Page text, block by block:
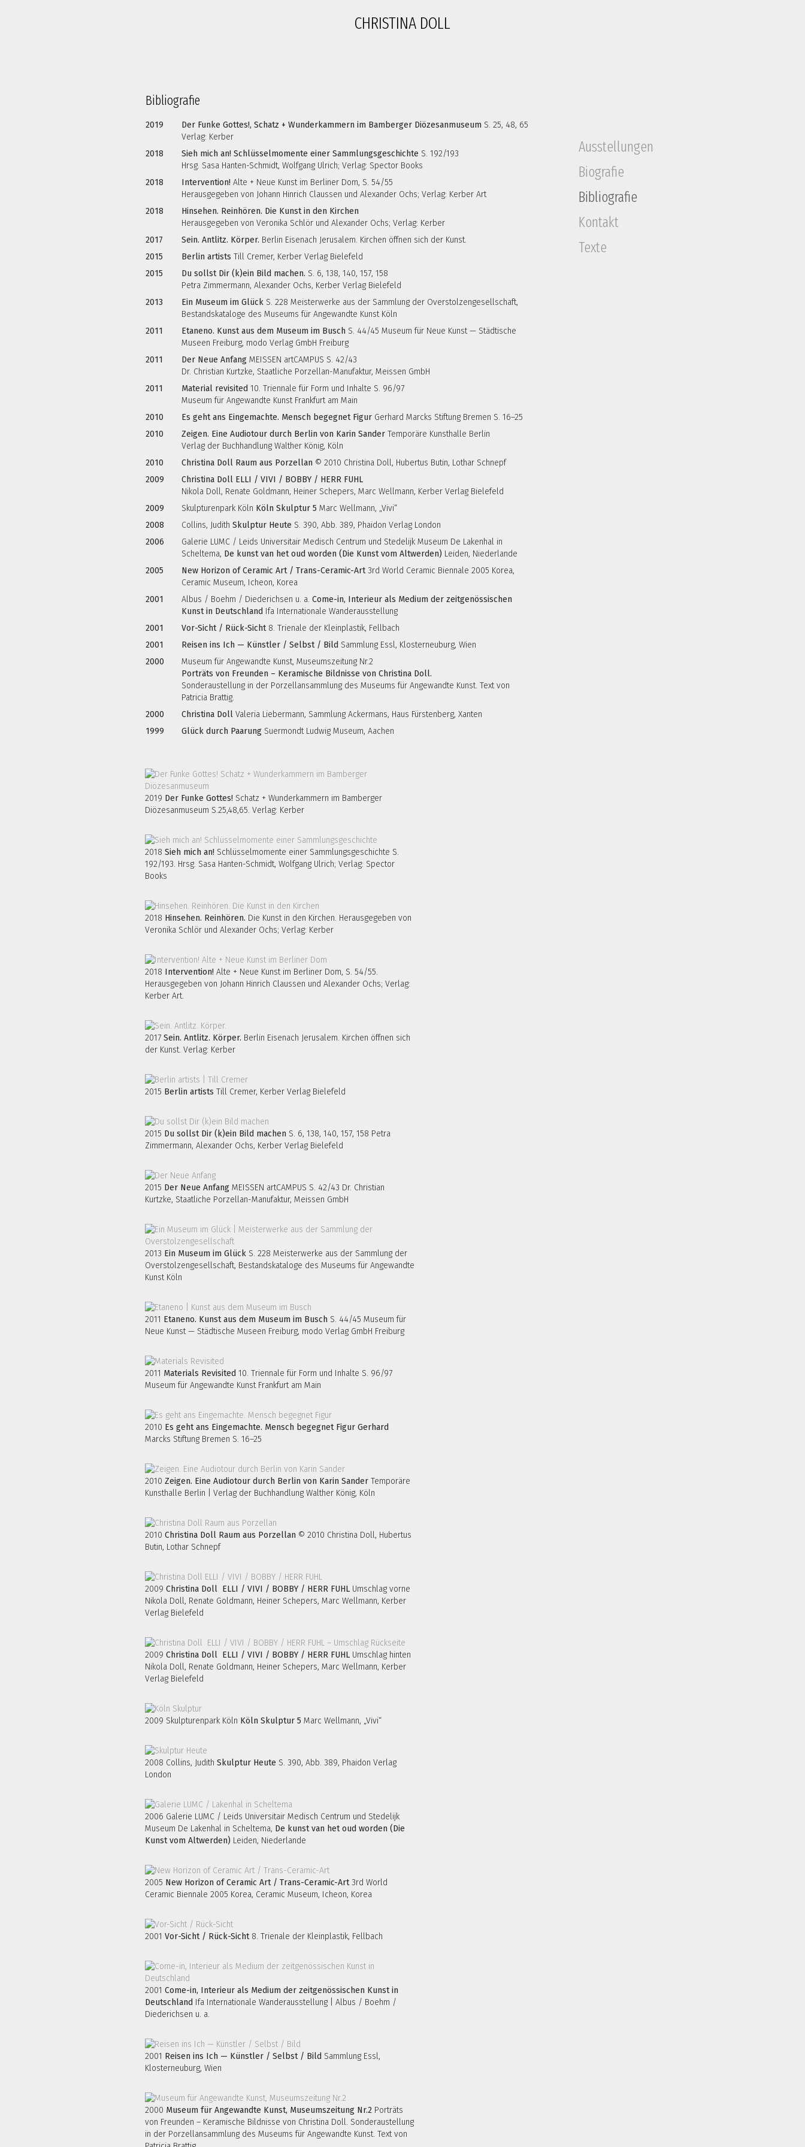
CHRISTINA DOLL
Bibliografie
2019 Der Funke Gottes!, Schatz + Wunderkammern im Bamberger Diözesanmuseum S. 25, 48, 65
Verlag: Kerber
2018
Sieh mich an! Schlüsselmomente einer Sammlungsgeschichte S. 192/193
Hrsg. Sasa Hanten-Schmidt, Wolfgang Ulrich; Verlag: Spector Books
2018
Intervention! Alte + Neue Kunst im Berliner Dom, S. 54/55
Herausgegeben von Johann Hinrich Claussen und Alexander Ochs; Verlag: Kerber Art
2018
Hinsehen. Reinhören. Die Kunst in den Kirchen
Herausgegeben von Veronika Schlör und Alexander Ochs; Verlag: Kerber
2017
Sein. Antlitz. Körper. Berlin Eisenach Jerusalem. Kirchen öffnen sich der Kunst.
2015
Berlin artists Till Cremer, Kerber Verlag Bielefeld
2015
Du sollst Dir (k)ein Bild machen. S. 6, 138, 140, 157, 158
Petra Zimmermann, Alexander Ochs, Kerber Verlag Bielefeld
2013
Ein Museum im Glück S. 228 Meisterwerke aus der Sammlung der Overstolzengesellschaft,
Bestandskataloge des Museums für Angewandte Kunst Köln
2011
Etaneno. Kunst aus dem Museum im Busch S. 44/45 Museum für Neue Kunst — Städtische
Museen Freiburg, modo Verlag GmbH Freiburg
2011
Der Neue Anfang MEISSEN artCAMPUS S. 42/43
Dr. Christian Kurtzke, Staatliche Porzellan-Manufaktur, Meissen GmbH
2011
Material revisited 10. Triennale für Form und Inhalte S. 96/97
Museum für Angewandte Kunst Frankfurt am Main
2010
Es geht ans Eingemachte. Mensch begegnet Figur Gerhard Marcks Stiftung Bremen S. 16–25
2010
Zeigen. Eine Audiotour durch Berlin von Karin Sander Temporäre Kunsthalle Berlin
Verlag der Buchhandlung Walther König, Köln
2010
Christina Doll Raum aus Porzellan © 2010 Christina Doll, Hubertus Butin, Lothar Schnepf
2009
Christina Doll ELLI / VIVI / BOBBY / HERR FUHL
Nikola Doll, Renate Goldmann, Heiner Schepers, Marc Wellmann, Kerber Verlag Bielefeld
2009
Skulpturenpark Köln Köln Skulptur 5 Marc Wellmann, „Vivi“
2008
Collins, Judith Skulptur Heute S. 390, Abb. 389, Phaidon Verlag London
2006
Galerie LUMC / Leids Universitair Medisch Centrum und Stedelijk Museum De Lakenhal in
Scheltema, De kunst van het oud worden (Die Kunst vom Altwerden) Leiden, Niederlande
2005
New Horizon of Ceramic Art / Trans-Ceramic-Art3rd World Ceramic Biennale 2005 Korea,
Ceramic Museum, Icheon, Korea
2001
Albus / Boehm / Diederichsen u. a. Come-in, Interieur als Medium der zeitgenössischen
Kunst in Deutschland Ifa Internationale Wanderausstellung
2001
Vor-Sicht / Rück-Sicht8. Trienale der Kleinplastik, Fellbach
2001
Reisen ins Ich — Künstler / Selbst / Bild Sammlung Essl, Klosterneuburg, Wien
2000
Museum für Angewandte Kunst, Museumszeitung Nr.2
Porträts von Freunden – Keramische Bildnisse von Christina Doll.
Sonderaustellung in der Porzellansammlung des Museums für Angewandte Kunst. Text von
Patricia Brattig.
2000
Christina Doll Valeria Liebermann, Sammlung Ackermans, Haus Fürstenberg, Xanten
1999
Glück durch Paarung Suermondt Ludwig Museum, Aachen
2019 Der Funke Gottes! Schatz + Wunderkammern im Bamberger
Diözesanmuseum S.25,48,65. Verlag: Kerber
2018 Sieh mich an! Schlüsselmomente einer Sammlungsgeschichte S.
192/193. Hrsg. Sasa Hanten-Schmidt, Wolfgang Ulrich; Verlag: Spector
Books
2018 Hinsehen. Reinhören. Die Kunst in den Kirchen. Herausgegeben von
Veronika Schlör und Alexander Ochs; Verlag: Kerber
2018 Intervention! Alte + Neue Kunst im Berliner Dom, S. 54/55.
Herausgegeben von Johann Hinrich Claussen und Alexander Ochs; Verlag:
Kerber Art.
2017 Sein. Antlitz. Körper. Berlin Eisenach Jerusalem. Kirchen öffnen sich
der Kunst. Verlag: Kerber
2015 Berlin artists Till Cremer, Kerber Verlag Bielefeld
2015 Du sollst Dir (k)ein Bild machen S. 6, 138, 140, 157, 158 Petra
Zimmermann, Alexander Ochs, Kerber Verlag Bielefeld
2015 Der Neue Anfang MEISSEN artCAMPUS S. 42/43 Dr. Christian
Kurtzke, Staatliche Porzellan-Manufaktur, Meissen GmbH
2013 Ein Museum im Glück S. 228 Meisterwerke aus der Sammlung der
Overstolzengesellschaft, Bestandskataloge des Museums für Angewandte
Kunst Köln
2011 Etaneno. Kunst aus dem Museum im Busch S. 44/45 Museum für
Neue Kunst — Städtische Museen Freiburg, modo Verlag GmbH Freiburg
2011 Materials Revisited 10. Triennale für Form und Inhalte S. 96/97
Museum für Angewandte Kunst Frankfurt am Main
2010 Es geht ans Eingemachte. Mensch begegnet Figur Gerhard
Marcks Stiftung Bremen S. 16–25
2010 Zeigen. Eine Audiotour durch Berlin von Karin Sander Temporäre
Kunsthalle Berlin | Verlag der Buchhandlung Walther König, Köln
2010 Christina Doll Raum aus Porzellan © 2010 Christina Doll, Hubertus
Butin, Lothar Schnepf
2009 Christina Doll ELLI / VIVI / BOBBY / HERR FUHL Umschlag vorne
Nikola Doll, Renate Goldmann, Heiner Schepers, Marc Wellmann, Kerber
Verlag Bielefeld
2009 Christina Doll ELLI / VIVI / BOBBY / HERR FUHL Umschlag hinten
Nikola Doll, Renate Goldmann, Heiner Schepers, Marc Wellmann, Kerber
Verlag Bielefeld
2009 Skulpturenpark Köln Köln Skulptur 5 Marc Wellmann, „Vivi“
2008 Collins, Judith Skulptur Heute S. 390, Abb. 389, Phaidon Verlag
London
2006 Galerie LUMC / Leids Universitair Medisch Centrum und Stedelijk
Museum De Lakenhal in Scheltema, De kunst van het oud worden (Die
Kunst vom Altwerden) Leiden, Niederlande
2005 New Horizon of Ceramic Art / Trans-Ceramic-Art3rd World
Ceramic Biennale 2005 Korea, Ceramic Museum, Icheon, Korea
2001 Vor-Sicht / Rück-Sicht8. Trienale der Kleinplastik, Fellbach
2001 Come-in, Interieur als Medium der zeitgenössischen Kunst in
Deutschland Ifa Internationale Wanderausstellung | Albus / Boehm /
Diederichsen u. a.
2001 Reisen ins Ich — Künstler / Selbst / Bild Sammlung Essl,
Klosterneuburg, Wien
2000 Museum für Angewandte Kunst, Museumszeitung Nr.2 Porträts
von Freunden – Keramische Bildnisse von Christina Doll. Sonderaustellung
in der Porzellansammlung des Museums für Angewandte Kunst. Text von
Navigation
Ausstellungen
Biografie
Bibliografie
Kontakt
Texte